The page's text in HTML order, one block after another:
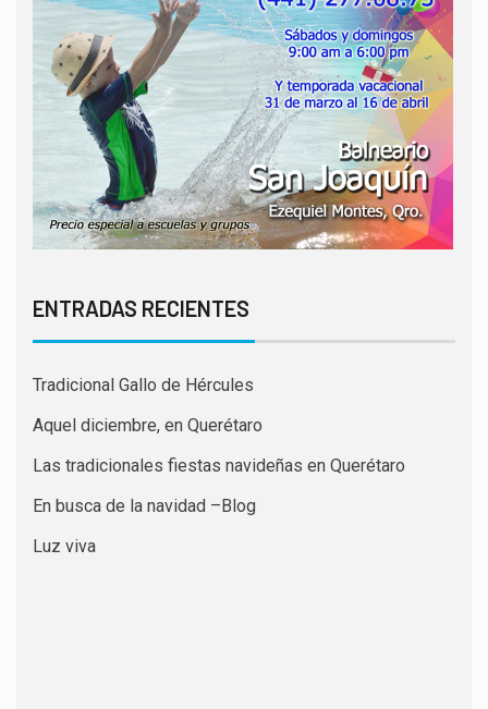
ENTRADAS RECIENTES
Tradicional Gallo de Hércules
Aquel diciembre, en Querétaro
Las tradicionales fiestas navideñas en Querétaro
En busca de la navidad –Blog
Luz viva